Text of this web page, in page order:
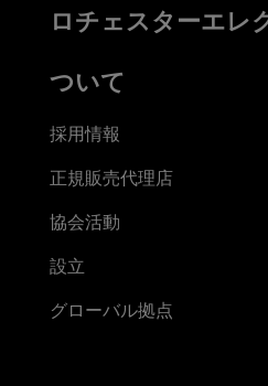
ロチェスターエレ
ついて
採用情報
正規販売代理店
協会活動
設立
グローバル拠点